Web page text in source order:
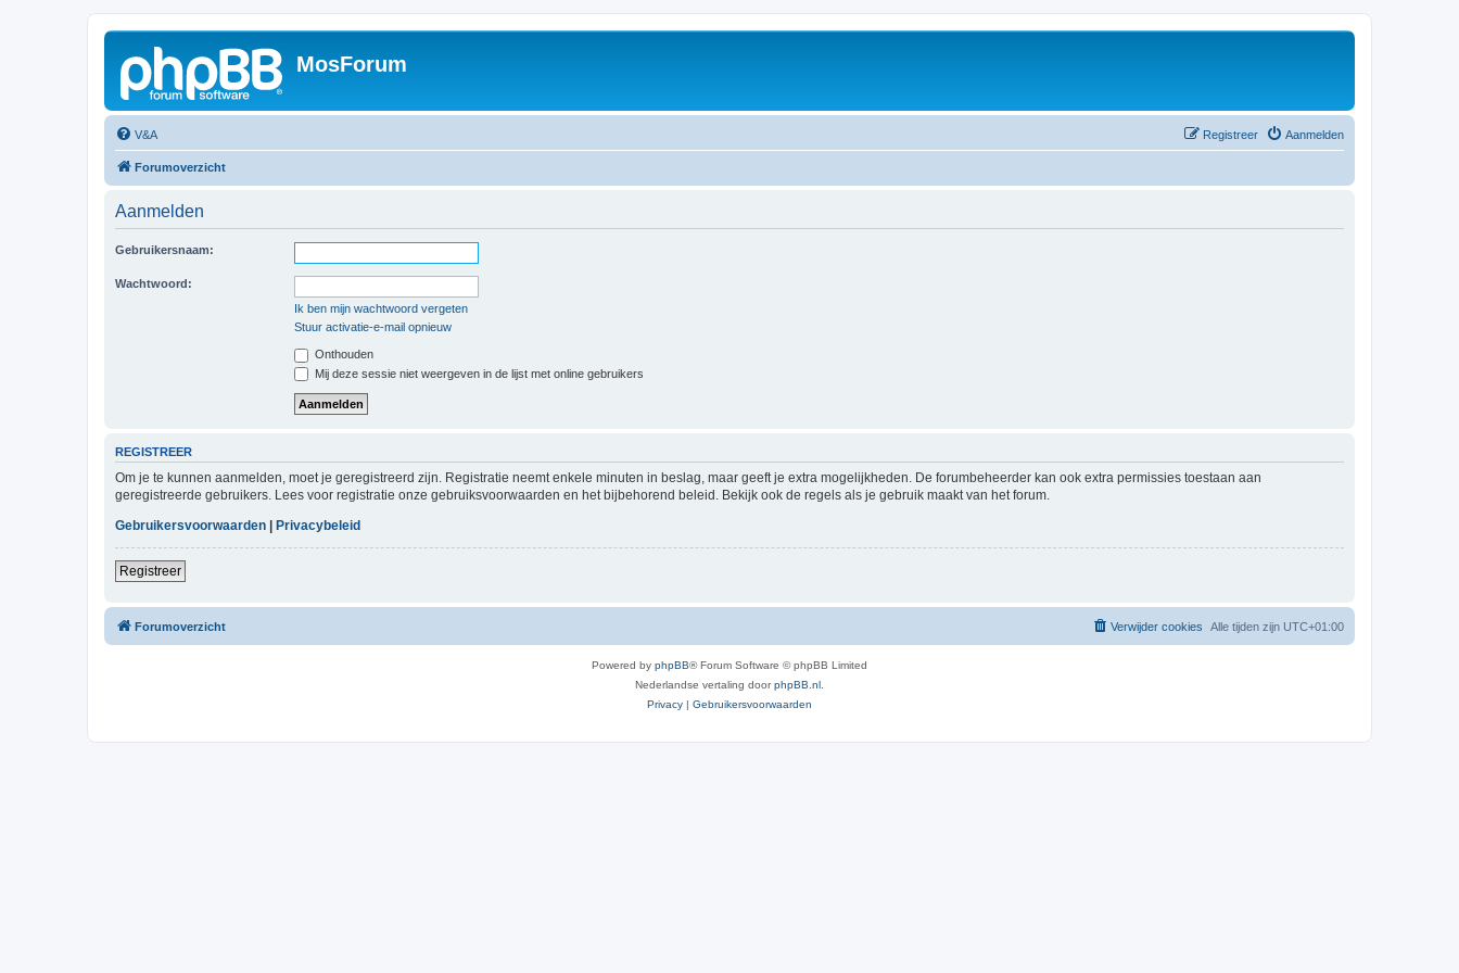
MosForum
V&A Aanmelden
Registreer
Forumoverzicht
Aanmelden
Gebruikersnaam:
Wachtwoord:
Ik ben mijn wachtwoord vergeten
Stuur activatie-e-mail opnieuw
Onthouden
Mij deze sessie niet weergeven in de lijst met online gebruikers
REGISTREER
Om je te kunnen aanmelden, moet je geregistreerd zijn. Registratie neemt enkele minuten in beslag, maar geeft je extra mogelijkheden. De forumbeheerder kan ook extra permissies toestaan aan
geregistreerde gebruikers. Lees voor registratie onze gebruiksvoorwaarden en het bijbehorend beleid. Bekijk ook de regels als je gebruik maakt van het forum.
Gebruikersvoorwaarden | Privacybeleid
Registreer
Forumoverzicht Alle tijden zijn UTC+01:00
Verwijder cookies
Powered by phpBB® Forum Software © phpBB Limited
Nederlandse vertaling doorphpBB.nl
Privacy | Gebruikersvoorwaarden